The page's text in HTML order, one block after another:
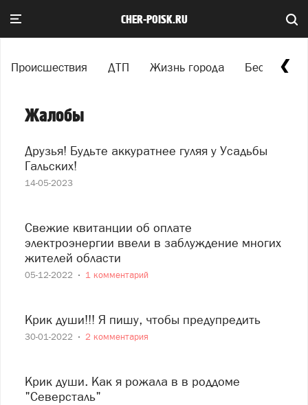
CHER-POISK.RU
Происшествия ДТП Жизнь города Беспредел
Жалобы
Друзья! Будьте аккуратнее гуляя у Усадьбы
Гальских!
14-05-2023
Свежие квитанции об оплате
электроэнергии ввели в заблуждение многих
жителей области
05-12-2022 1 комментарий
Крик души!!! Я пишу, чтобы предупредить
30-01-2022 2 комментария
Крик души. Как я рожала в в роддоме
"Северсталь"